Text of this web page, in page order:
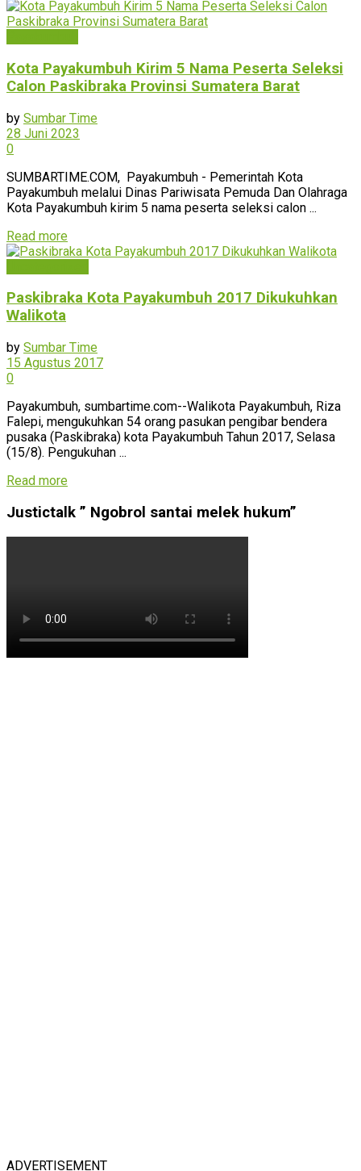
Kota Payakumbuh Kirim 5 Nama Peserta Seleksi
Calon Paskibraka Provinsi Sumatera Barat
by Sumbar Time
28 Juni 2023
0
SUMBARTIME.COM, Payakumbuh - Pemerintah Kota
Payakumbuh melalui Dinas Pariwisata Pemuda Dan Olahraga
Kota Payakumbuh kirim 5 nama peserta seleksi calon ...
Read more
Paskibraka Kota Payakumbuh 2017 Dikukuhkan
Walikota
by Sumbar Time
15 Agustus 2017
0
Payakumbuh, sumbartime.com--Walikota Payakumbuh, Riza
Falepi, mengukuhkan 54 orang pasukan pengibar bendera
pusaka (Paskibraka) kota Payakumbuh Tahun 2017, Selasa
(15/8). Pengukuhan ...
Read more
Justictalk ” Ngobrol santai melek hukum”
ADVERTISEMENT